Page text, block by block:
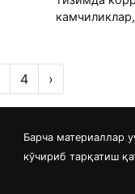
4 ›
Барча материаллар
кўчириб тарқатиш